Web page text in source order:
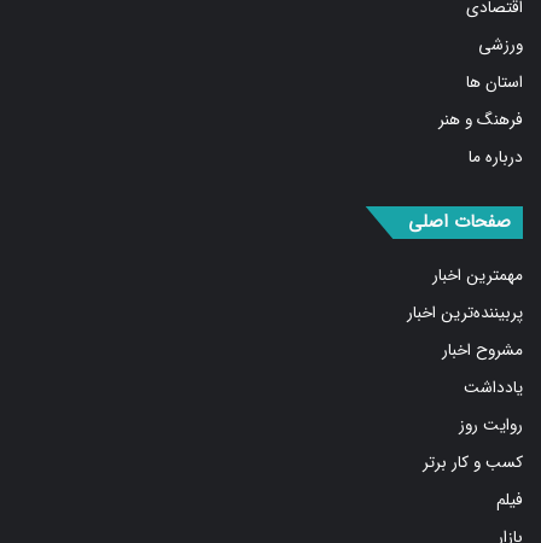
ورزشی
استان ها
فرهنگ و هنر
درباره ما
مهمترین اخبار
پربیننده‌ترین اخبار
مشروح اخبار
یادداشت
روایت روز
کسب و کار برتر
فیلم
بازار